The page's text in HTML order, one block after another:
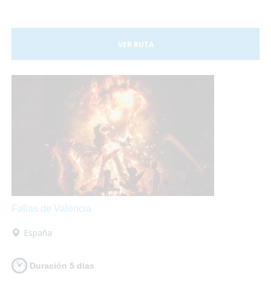
VER RUTA
Fallas de Valencia
España
Duración 5 dias